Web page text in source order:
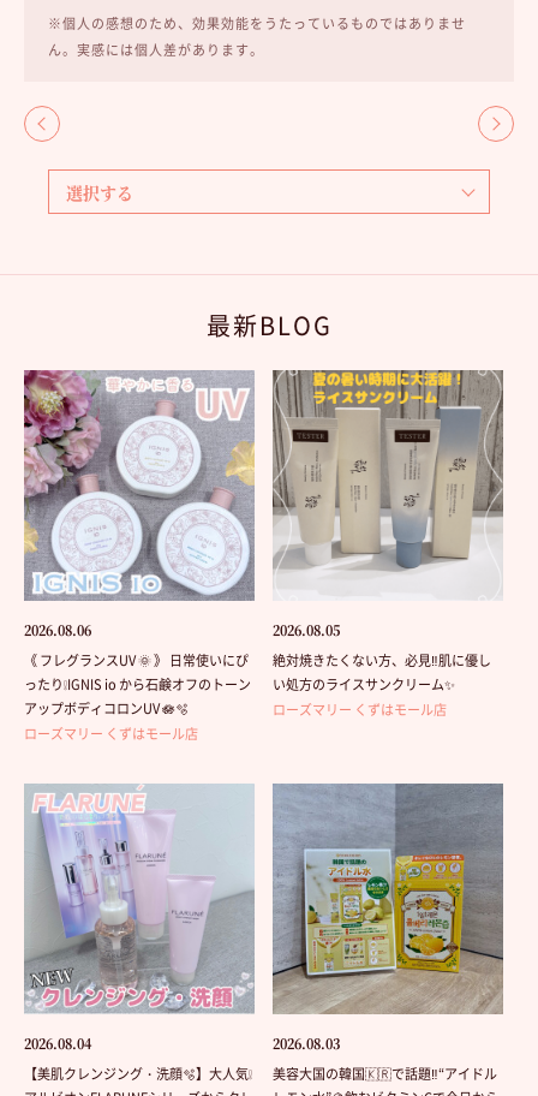
※個人の感想のため、効果効能をうたっているものではありませ
ん。実感には個人差があります。
最新BLOG
2026.08.06
《 フレグランスUV 🌞 》 日常使いにぴ
ったり❕IGNIS io から石鹸オフのトーン
アップボディコロンUV 🪷🫧
ローズマリー くずはモール店
2026.08.05
絶対焼きたくない方、必見‼️肌に優し
い処方のライスサンクリーム✨
ローズマリー くずはモール店
2026.08.04
【美肌クレンジング・洗顔🫧】大人気❕
2026.08.03
美容大国の韓国🇰🇷で話題‼️“アイドル